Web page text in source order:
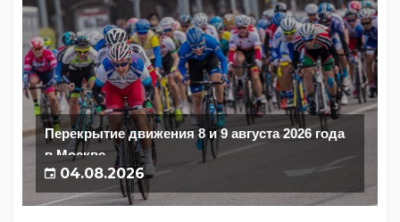
Перекрытие движения 8 и 9 августа 2026 года
в Москве
04.08.2026